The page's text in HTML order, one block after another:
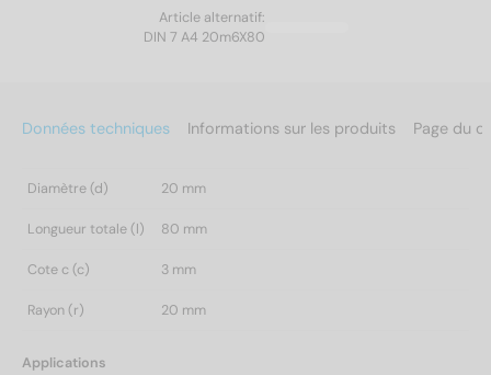
Article alternatif:
DIN 7 A4 20m6X80
Données techniques Informations sur les produits Page du
Diamètre (d) 20 mm
Longueur totale (l) 80 mm
Cote c (c) 3 mm
Rayon (r) 20 mm
Applications